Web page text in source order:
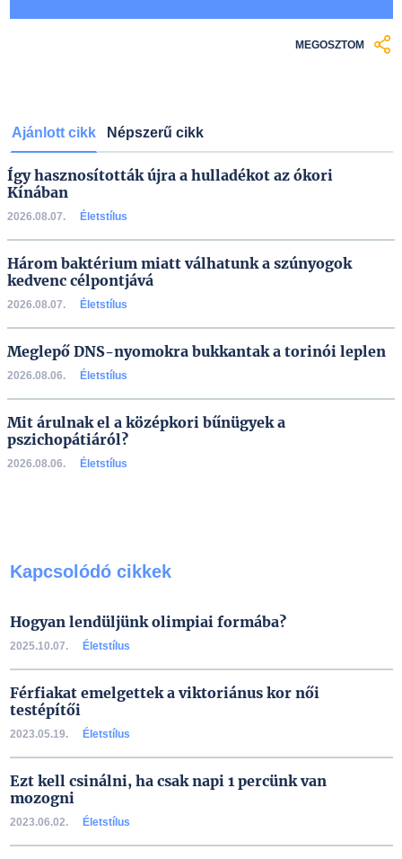
MEGOSZTOM
Ajánlott cikk Népszerű cikk
Így hasznosították újra a hulladékot az ókori
Kínában
2026.08.07. Életstílus
Három baktérium miatt válhatunk a szúnyogok
kedvenc célpontjává
2026.08.07. Életstílus
Meglepő DNS-nyomokra bukkantak a torinói leplen
2026.08.06. Életstílus
Mit árulnak el a középkori bűnügyek a
pszichopátiáról?
2026.08.06. Életstílus
Kapcsolódó cikkek
Hogyan lendüljünk olimpiai formába?
2025.10.07. Életstílus
Férfiakat emelgettek a viktoriánus kor női
testépítői
2023.05.19. Életstílus
Ezt kell csinálni, ha csak napi 1 percünk van
mozogni
2023.06.02. Életstílus